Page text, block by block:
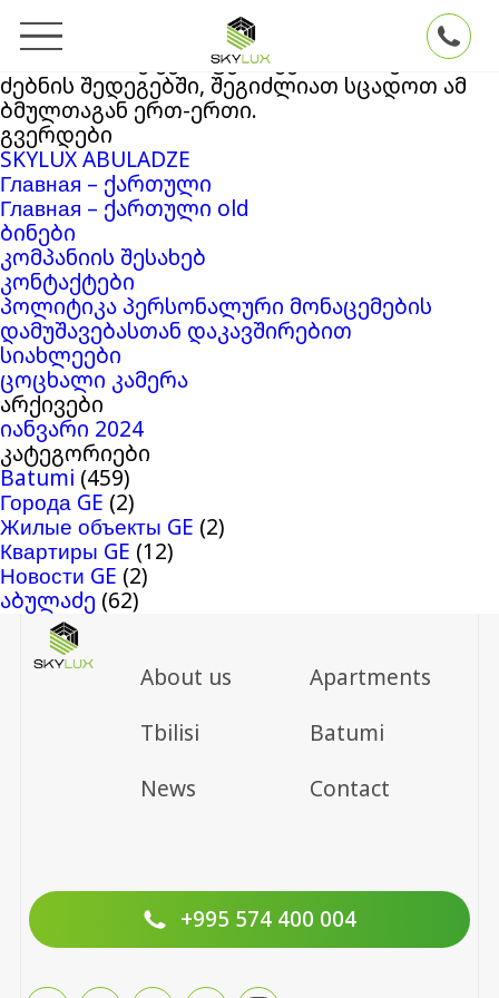
თქვენ ეძებდით
Skyluxბლოგის არქივში
. თუ ვერაფერი ვერ მოიძიეთ
ძებნის შედეგებში, შეგიძლიათ სცადოთ ამ
ბმულთაგან ერთ-ერთი.
გვერდები
SKYLUX ABULADZE
Главная – ქართული
Главная – ქართული old
ბინები
კომპანიის შესახებ
კონტაქტები
პოლიტიკა პერსონალური მონაცემების
დამუშავებასთან დაკავშირებით
სიახლეები
ცოცხალი კამერა
არქივები
იანვარი 2024
კატეგორიები
Batumi (459)
Города GE (2)
Жилые объекты GE (2)
Квартиры GE (12)
Новости GE (2)
აბულაძე (62)
About us
Apartments
Tbilisi
Batumi
News
Contact
+995 574 400 004